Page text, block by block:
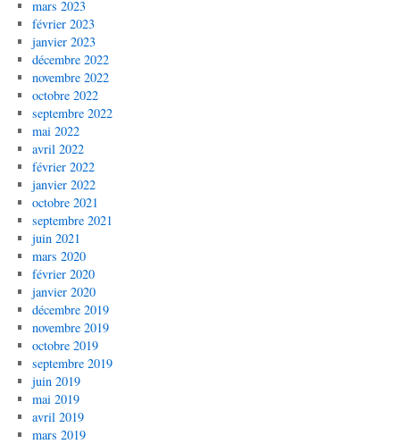
mars 2023
février 2023
janvier 2023
décembre 2022
novembre 2022
octobre 2022
septembre 2022
mai 2022
avril 2022
février 2022
janvier 2022
octobre 2021
septembre 2021
juin 2021
mars 2020
février 2020
janvier 2020
décembre 2019
novembre 2019
octobre 2019
septembre 2019
juin 2019
mai 2019
avril 2019
mars 2019